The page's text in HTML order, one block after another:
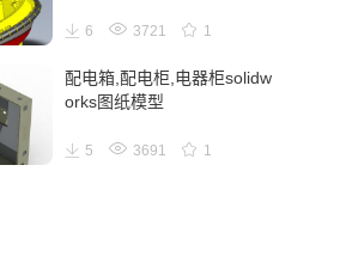
6 3721 1
配电箱,配电柜,电器柜solidw
orks图纸模型
5 3691 1